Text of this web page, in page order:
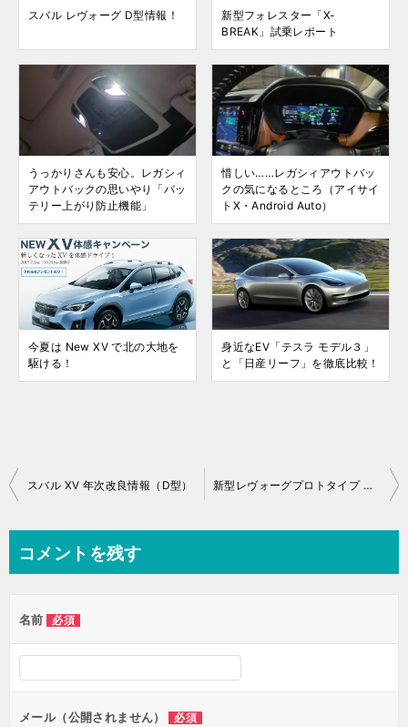
スバル レヴォーグ D型情報！
新型フォレスター「X-
BREAK」試乗レポート
うっかりさんも安心。レガシィ
アウトバックの思いやり「バッ
テリー上がり防止機能」
惜しい……レガシィアウトバッ
クの気になるところ（アイサイ
トX・Android Auto）
今夏は New XV で北の大地を
駆ける！
身近なEV「テスラ モデル３」
と「日産リーフ」を徹底比較！
投
ビ
ー
シ
ョ
ン
スバル XV 年次改良情報（D型） 新型レヴォーグプロトタイプ 東京モーターショー2019で公開！
コメントを残す
名前 必須
メール（公開されません） 必須